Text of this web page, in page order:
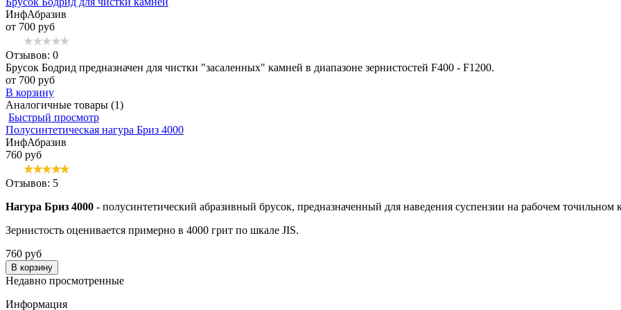
ИнфАбразив
от 700 руб
Отзывов: 0
Брусок Бодрид предназначен для чистки "засаленных" камней в диапазоне зернистостей F400 - F1200.
от 700 руб
В корзину
Аналогичные товары (1)
Быстрый просмотр
Полусинтетическая нагура Бриз 4000
ИнфАбразив
760 руб
Отзывов: 5
Нагура Бриз 4000 - полусинтетический абразивный брусок, предназначенный для наведения суспензии на рабочем точильном
Зернистость оценивается примерно в 4000 грит по шкале JIS.
760 руб
В корзину
Недавно просмотренные
Информация